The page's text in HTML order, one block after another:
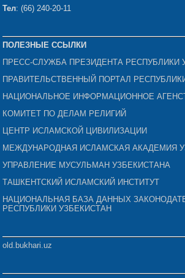
Тел: (66) 240-20-11
ПОЛЕЗНЫЕ ССЫЛКИ
ПРЕСС-СЛУЖБА ПРЕЗИДЕНТА РЕСПУБЛИКИ
ПРАВИТЕЛЬСТВЕННЫЙ ПОРТАЛ
НАЦИОНАЛЬНОЕ ИНФОРМАЦИОННОЕ
КОМИТЕТ ПО ДЕЛАМ РЕЛИГИЙ
ЦЕНТР ИСЛАМСКОЙ ЦИВИЛИЗАЦИИ
МЕЖДУНАРОДНАЯ ИСЛАМСКАЯ АКАДЕМИЯ
УПРАВЛЕНИЕ МУСУЛЬМАН УЗБЕКИСТАНА
ТАШКЕНТСКИЙ ИСЛАМСКИЙ ИНСТИТУТ
НАЦИОНАЛЬНАЯ БАЗА ДАННЫХ
РЕСПУБЛИКИ УЗБЕКИСТАН
old.bukhari.uz